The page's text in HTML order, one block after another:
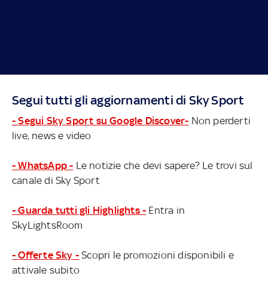
Segui tutti gli aggiornamenti di Sky Sport
- Segui Sky Sport su Google Discover- Non perderti
live, news e video
- WhatsApp - Le notizie che devi sapere? Le trovi sul
canale di Sky Sport
- Guarda tutti gli Highlights - Entra in
SkyLightsRoom
- Offerte Sky - Scopri le promozioni disponibili e
attivale subito